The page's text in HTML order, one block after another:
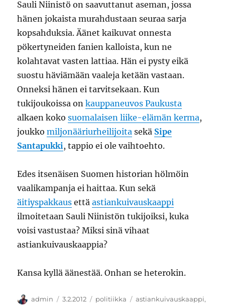
Sauli Niinistö on saavuttanut aseman, jossa
hänen jokaista murahdustaan seuraa sarja
kopsahduksia. Äänet kaikuvat onnesta
pökertyneiden fanien kalloista, kun ne
kolahtavat vasten lattiaa. Hän ei pysty eikä
suostu häviämään vaaleja ketään vastaan.
Onneksi hänen ei tarvitsekaan. Kun
tukijoukoissa onkauppaneuvos Paukusta
alkaen kokosuomalaisen liike-elämän kerma,
joukkomiljonääriurheilijoita sekä Sipe
Santapukki, tappio ei ole vaihtoehto.
Edes itsenäisen Suomen historian hölmöin
vaalikampanja ei haittaa. Kun sekä
äitiyspakkaus ettäastiankuivauskaappi
ilmoitetaan Sauli Niinistön tukijoiksi, kuka
voisi vastustaa? Miksi sinä vihaat
astiankuivauskaappia?
Kansa kyllä äänestää. Onhan se heterokin.
Kirjoittaja
admin Julkaistu
3.2.2012 Kategoriat
politiikka Avainsanat
astiankuivauskaappi,